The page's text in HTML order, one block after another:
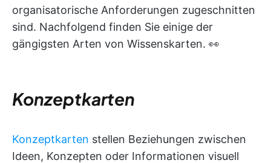
organisatorische Anforderungen zugeschnitten
sind. Nachfolgend finden Sie einige der
gängigsten Arten von Wissenskarten. 👀
Konzeptkarten
Konzeptkarten stellen Beziehungen zwischen
Ideen, Konzepten oder Informationen visuell